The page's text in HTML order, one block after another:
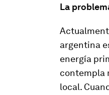
La
argentina
energía
contempla
local.